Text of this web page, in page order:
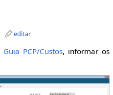
editar
Guia PCP/Custos, informar os